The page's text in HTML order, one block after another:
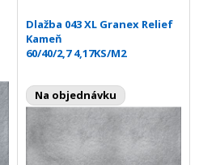
Dlažba 043 XL Granex Relief
Kameň
60/40/2,7 4,17KS/M2
Na objednávku